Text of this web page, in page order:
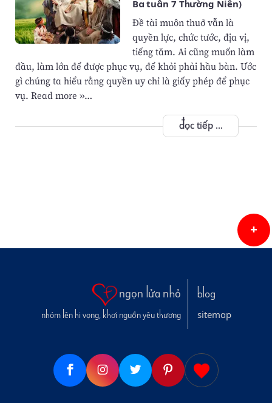
Ba tuần 7 Thường Niên)
Đề tài muôn thuở vẫn là
quyền lực, chức tước, địa vị,
tiếng tăm. Ai cũng muốn làm
đầu, làm lớn để được phục vụ, để khỏi phải hầu bàn. Ước
gì chúng ta hiểu rằng quyền uy chỉ là giấy phép để phục
vụ. Read more »…
đọc tiếp ...
ngọn lửa nhỏ
nhóm lên hi vọng, khơi nguồn yêu thương
blog
sitemap